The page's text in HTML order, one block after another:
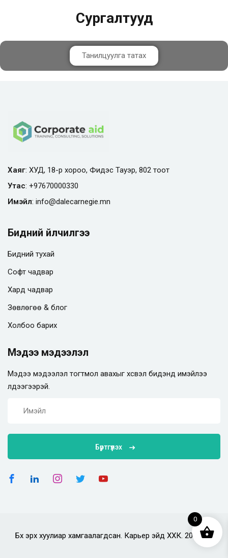
Сургалтууд
Танилцуулга татах
Хаяг: ХУД, 18-р хороо, Фидэс Тауэр, 802 тоот
Утас: +97670000330
Имэйл: info@dalecarnegie.mn
Бидний үйлчилгээ
Бидний тухай
Софт чадвар
Хард чадвар
Зөвлөгөө & блог
Холбоо барих
Мэдээ мэдээлэл
Мэдээ мэдээлэл тогтмол авахыг хүсвэл бидэнд имэйлээ
үлдээгээрэй.
Бүртгүүлэх
Бүх эрх хуулиар хамгаалагдсан. Карьер эйд ХХК. 2025 он.
0